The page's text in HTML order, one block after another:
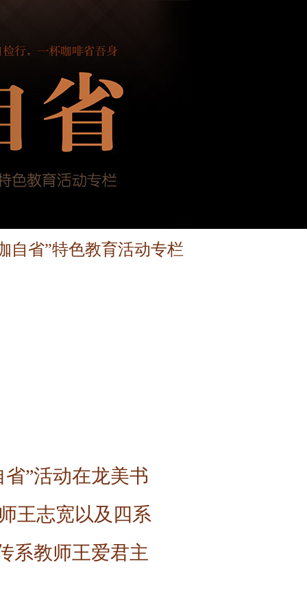
自省”特色教育活动专栏
”活动在龙美书
王志宽以及四系
系教师王爱君主